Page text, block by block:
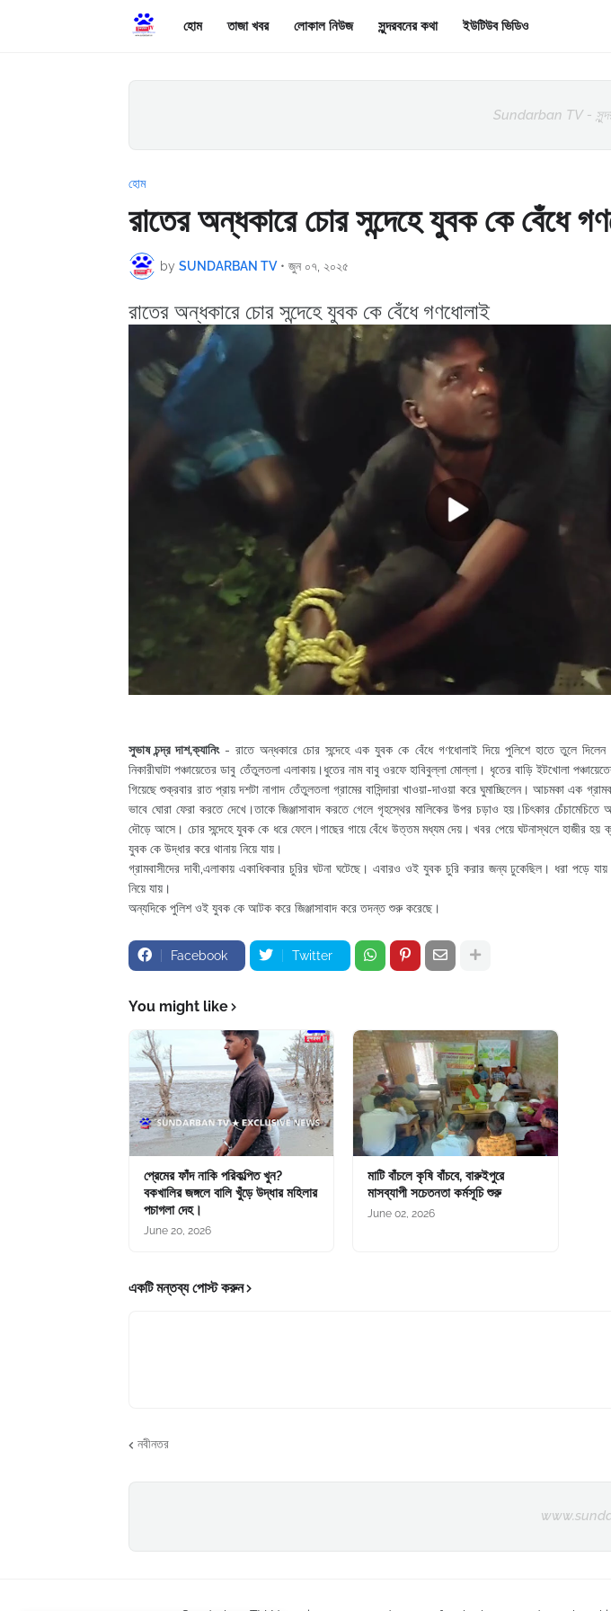
হোম তাজা খবর লোকাল নিউজ সুন্দরবনের কথা ইউটিউব ভিডিও
Sundarban TV -
হোম
রাতের অন্ধকারে চোর সন্দেহে যুবক কে বেঁধে
by SUNDARBAN TV • জুন ০৭, ২০২৫
রাতের অন্ধকারে চোর সন্দেহে যুবক কে বেঁধে গণধোলাই
সুভাষ চন্দ্র দাশ,ক্যানিং- রাতে অন্ধকারে চোর সন্দেহে এক যুবক কে বেঁধে গণধোলাই দিয়ে পুলিশে হাতে তুলে দিলেন
নিকারীঘাটা পঞ্চায়েতের ডাবু তেঁতুলতলা এলাকায়।ধুতের নাম বাবু ওরফে হাবিবুল্লা মোল্লা। ধৃতের বাড়ি ইটখোলা
গিয়েছে শুক্রবার রাত প্রায় দশটা নাগাদ তেঁতুলতলা গ্রামের বাসিন্দারা খাওয়া-দাওয়া করে ঘুমাচ্ছিলেন। আচমকা এক
ভাবে ঘোরা ফেরা করতে দেখে।তাকে জিঞ্জাসাবাদ করতে গেলে গৃহস্থের মালিকের উপর চড়াও হয়।চিৎকার চেঁচামেচিতে
দৌড়ে আসে। চোর সন্দেহে যুবক কে ধরে ফেলে।গাছের গায়ে বেঁধে উত্তম মধ্যম দেয়। খবর পেয়ে ঘটনাস্থলে হাজীর হয়
যুবক কে উদ্ধার করে থানায় নিয়ে যায়।
গ্রামবাসীদের দাবী,এলাকায় একাধিকবার চুরির ঘটনা ঘটেছে। এবারও ওই যুবক চুরি করার জন্য ঢুকেছিল। ধরা পড়ে
নিয়ে যায়।
অন্যদিকে পুলিশ ওই যুবক কে আটক করে জিঞ্জাসাবাদ করে তদন্ত শুরু করেছে।
Facebook Twitter
You might like
প্রেমের ফাঁদ নাকি পরিকল্পিত খুন?
বকখালির জঙ্গলে বালি খুঁড়ে উদ্ধার মহিলার
পচাগলা দেহ।
June 20, 2026
মাটি বাঁচলে কৃষি বাঁচবে, বারুইপুরে
মাসব্যাপী সচেতনতা কর্মসূচি শুরু
June 02, 2026
একটি মন্তব্য পোস্ট করুন
নবীনতর